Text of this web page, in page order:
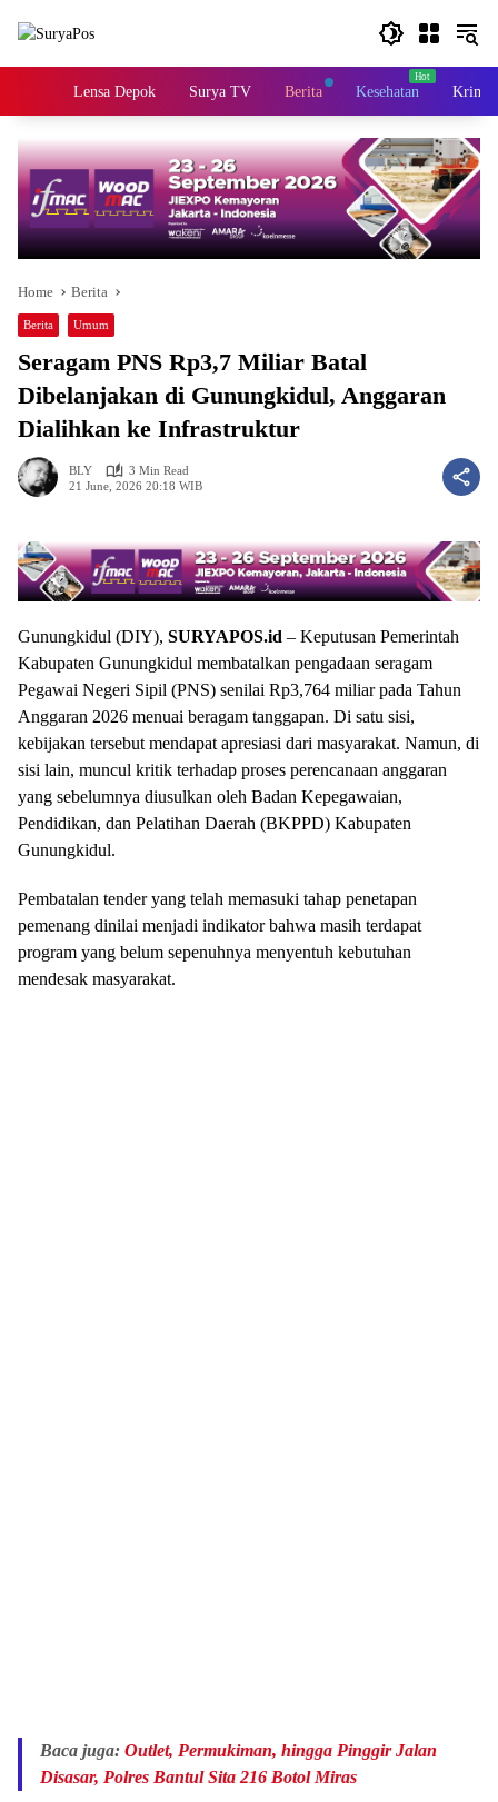
HomeLensa Depok Surya TV Berita Kesehatan
Home Berita
Berita Umum
Seragam PNS Rp3,7 Miliar Batal
Dibelanjakan di Gunungkidul, Anggaran
Dialihkan ke Infrastruktur
BLY
3 Min Read
21 June, 2026 20:18 WIB
Gunungkidul (DIY), SURYAPOS.id – Keputusan Pemerintah
Kabupaten Gunungkidul membatalkan pengadaan seragam
Pegawai Negeri Sipil (PNS) senilai Rp3,764 miliar pada Tahun
Anggaran 2026 menuai beragam tanggapan. Di satu sisi,
kebijakan tersebut mendapat apresiasi dari masyarakat. Namun, di
sisi lain, muncul kritik terhadap proses perencanaan anggaran
yang sebelumnya diusulkan oleh Badan Kepegawaian,
Pendidikan, dan Pelatihan Daerah (BKPPD) Kabupaten
Gunungkidul.
Pembatalan tender yang telah memasuki tahap penetapan
pemenang dinilai menjadi indikator bahwa masih terdapat
program yang belum sepenuhnya menyentuh kebutuhan
mendesak masyarakat.
Baca juga: Outlet, Permukiman, hingga Pinggir Jalan
Disasar, Polres Bantul Sita 216 Botol Miras